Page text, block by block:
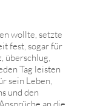
wollte, setzte
fest, sogar für
überschlug,
Tag leisten
sein Leben,
und den